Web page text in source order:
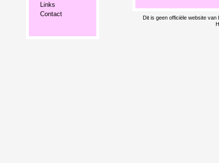
Links
Contact
Dit is geen officiële website